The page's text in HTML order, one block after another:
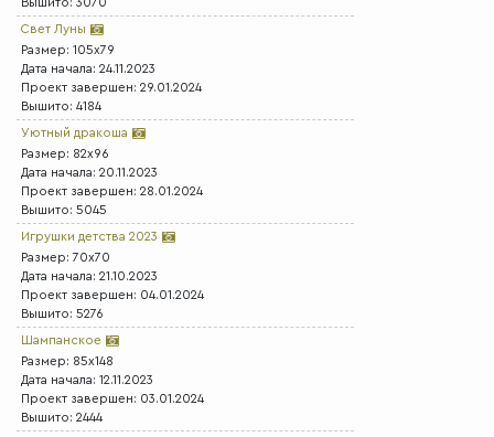
Вышито: 3070
Свет Луны
Размер: 105x79
Дата начала: 24.11.2023
Проект завершен: 29.01.2024
Вышито: 4184
Уютный дракоша
Размер: 82x96
Дата начала: 20.11.2023
Проект завершен: 28.01.2024
Вышито: 5045
Игрушки детства 2023
Размер: 70x70
Дата начала: 21.10.2023
Проект завершен: 04.01.2024
Вышито: 5276
Шампанское
Размер: 85x148
Дата начала: 12.11.2023
Проект завершен: 03.01.2024
Вышито: 2444